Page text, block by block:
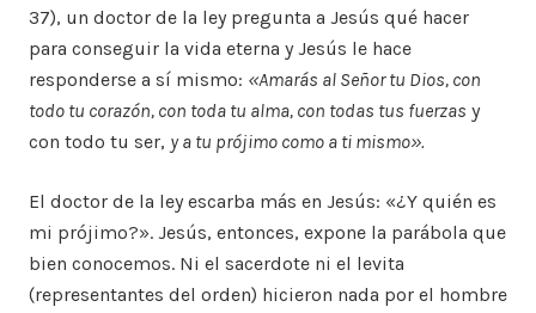
37), un doctor de la ley pregunta a Jesús qué hacer
para conseguir la vida eterna y Jesús le hace
responderse a sí mismo: «Amarás al Señor tu Dios, con
todo tu corazón, con toda tu alma, con todas tus fuerzas y
con todo tu ser, y a tu prójimo como a ti mismo».
El doctor de la ley escarba más en Jesús: «¿Y quién es
mi prójimo?». Jesús, entonces, expone la parábola que
bien conocemos. Ni el sacerdote ni el levita
(representantes del orden) hicieron nada por el hombre